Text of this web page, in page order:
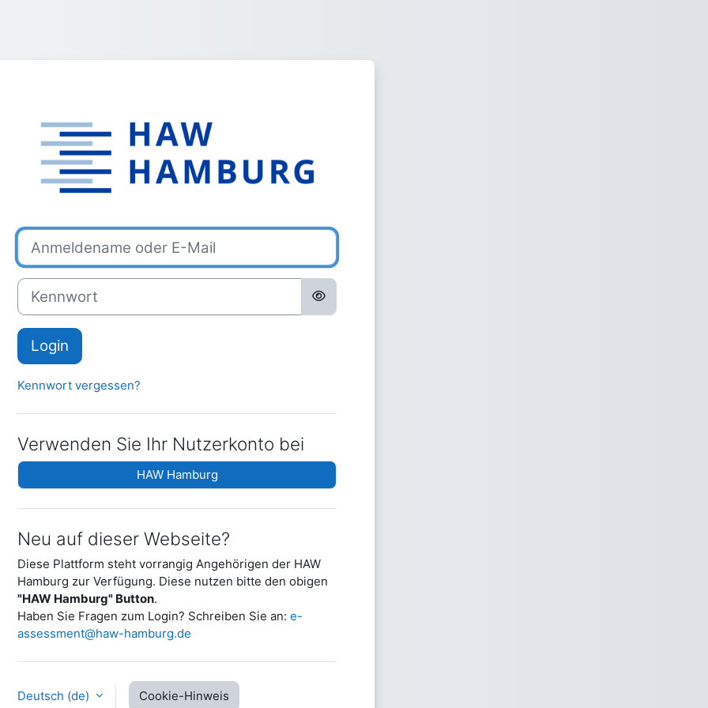
Anmeldename oder E-Mail
Kennwort
Login
Kennwort vergessen?
Verwenden Sie Ihr Nutzerkonto bei
HAW Hamburg
Neu auf dieser Webseite?
Diese Plattform steht vorrangig Angehörigen der HAW
Hamburg zur Verfügung. Diese nutzen bitte den obigen
"HAW Hamburg" Button.
Haben Sie Fragen zum Login? Schreiben Sie an: e-
assessment@haw-hamburg.de
Deutsch ‎(de)‎ Cookie-Hinweis